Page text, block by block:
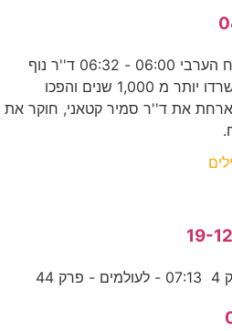
כתאב אלטביח' - מסע למטבח הערבי 06:00 - 06:32 ד''ר נוף
עתאמנה מבשלת מתכונים ששרדו יותר מ 1,000 שנים והפכו
את ד''ר סמיר קטאני, חוקר את